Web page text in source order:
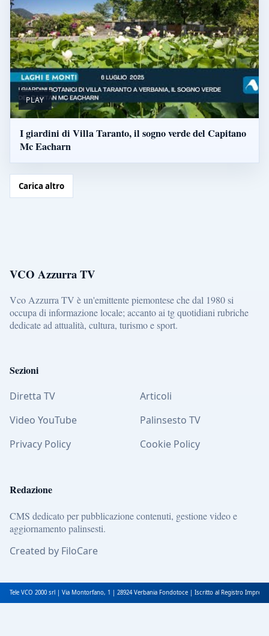
PLAY
I giardini di Villa Taranto, il sogno verde del Capitano
Mc Eacharn
Carica altro
VCO Azzurra TV
Vco Azzurra TV è un'emittente piemontese che dal 1980 si
occupa di informazione locale; accanto ai tg quotidiani rubriche
dedicate ad attualità, cultura, turismo e sport.
Sezioni
Diretta TV
Articoli
Video YouTube
Palinsesto TV
Privacy Policy
Cookie Policy
Redazione
CMS dedicato per pubblicazione contenuti, gestione video e
aggiornamento palinsesti.
Created by FiloCare
Tele VCO 2000 srl | Via Montorfano, 1 | 28924 Verbania Fondotoce | Iscritto al Registro Imprese